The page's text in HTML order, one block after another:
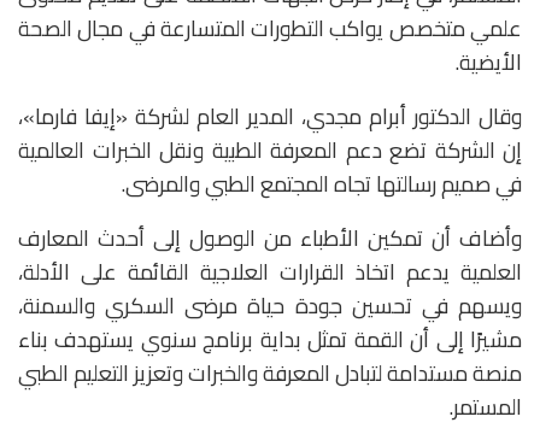
علمي متخصص يواكب التطورات المتسارعة في مجال الصحة
الأيضية.
وقال الدكتور أبرام مجدي، المدير العام لشركة «إيفا فارما»،
إن الشركة تضع دعم المعرفة الطبية ونقل الخبرات العالمية
في صميم رسالتها تجاه المجتمع الطبي والمرضى.
وأضاف أن تمكين الأطباء من الوصول إلى أحدث المعارف
العلمية يدعم اتخاذ القرارات العلاجية القائمة على الأدلة،
ويسهم في تحسين جودة حياة مرضى السكري والسمنة،
مشيرًا إلى أن القمة تمثل بداية برنامج سنوي يستهدف بناء
منصة مستدامة لتبادل المعرفة والخبرات وتعزيز التعليم الطبي
المستمر.